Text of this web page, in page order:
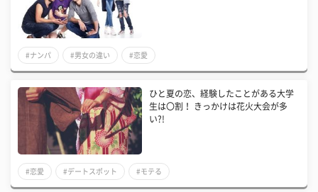
#ナンパ #男女の違い #恋愛
​ひと夏の恋、経験したことがある大学
生は〇割！ きっかけは花火大会が多
い?!
#恋愛 #デートスポット #モテる